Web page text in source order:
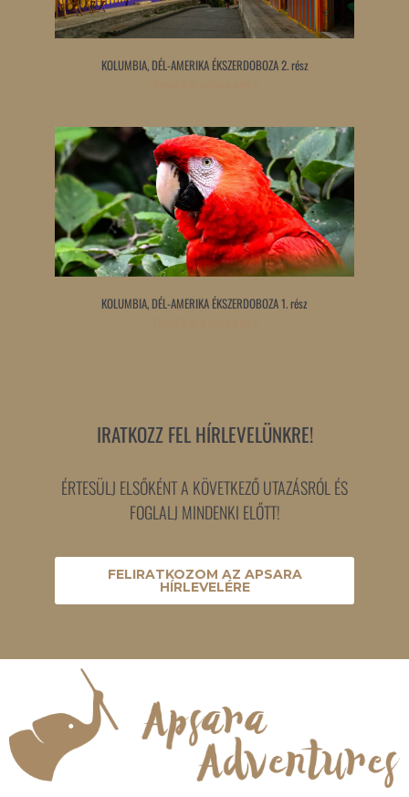
KOLUMBIA, DÉL-AMERIKA ÉKSZERDOBOZA 2. rész
KOLUMBIA, DÉL-AMERIKA ÉKSZERDOBOZA 1. rész
IRATKOZZ FEL HÍRLEVELÜNKRE!
ÉRTESÜLJ ELSŐKÉNT A KÖVETKEZŐ UTAZÁSRÓL ÉS
FOGLALJ MINDENKI ELŐTT!
FELIRATKOZOM AZ APSARA
HÍRLEVELÉRE